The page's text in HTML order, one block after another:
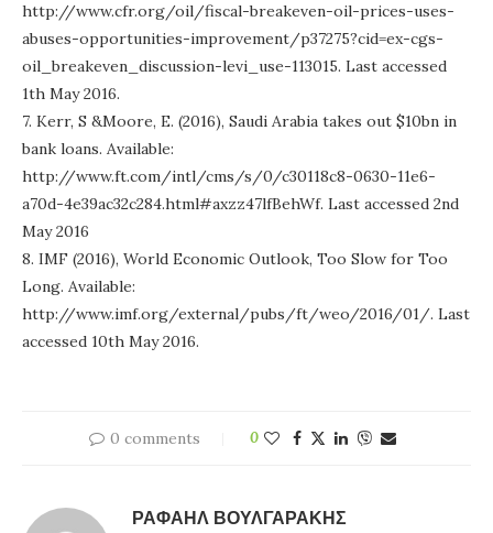
http://www.cfr.org/oil/fiscal-breakeven-oil-prices-uses-
abuses-opportunities-improvement/p37275?cid=ex-cgs-
oil_breakeven_discussion-levi_use-113015. Last accessed
1th May 2016.
7. Kerr, S &Moore, E. (2016), Saudi Arabia takes out $10bn in
bank loans. Available:
http://www.ft.com/intl/cms/s/0/c30118c8-0630-11e6-
a70d-4e39ac32c284.html#axzz47lfBehWf. Last accessed 2nd
May 2016
8. ΙMF (2016), World Economic Outlook, Too Slow for Too
Long. Available:
http://www.imf.org/external/pubs/ft/weo/2016/01/. Last
accessed 10th May 2016.
0 comments 0
ΡΑΦΑΉΛ ΒΟΥΛΓΑΡΆΚΗΣ